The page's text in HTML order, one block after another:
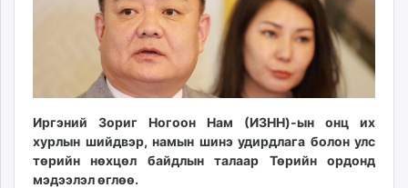
ugluu.mn
urlag.mn
unen.mn
Иргэний Зориг Ногоон Нам (ИЗНН)-ын онц их
хурлын шийдвэр, намын шинэ удирдлага болон улс
төрийн нөхцөл байдлын талаар Төрийн ордонд
мэдээлэл өглөө.